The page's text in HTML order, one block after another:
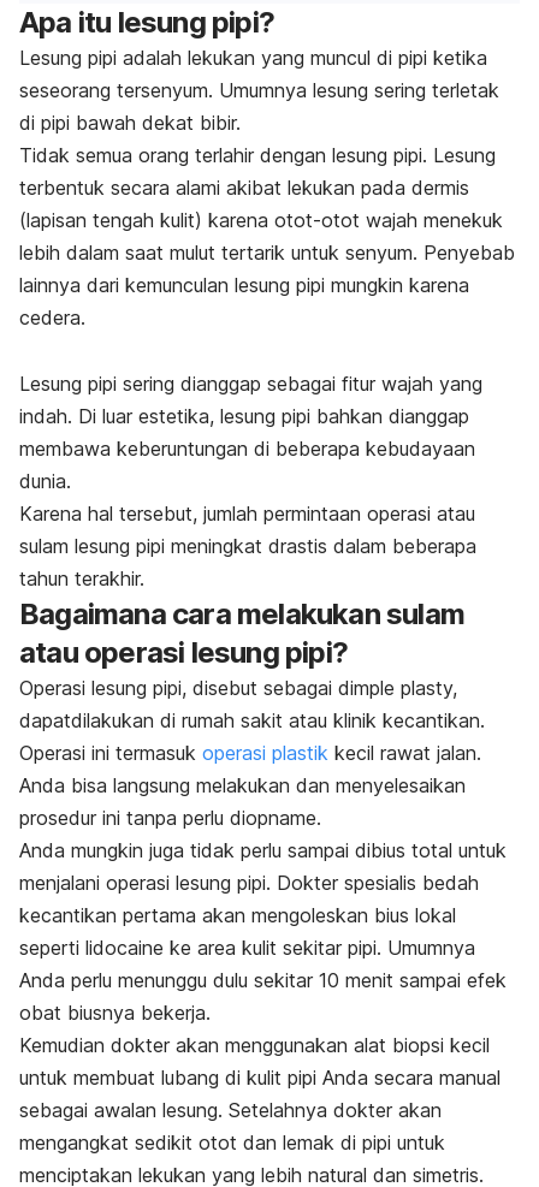
Apa itu lesung pipi?
Lesung pipi adalah lekukan yang muncul di pipi ketika
seseorang tersenyum. Umumnya lesung sering terletak
di pipi bawah dekat bibir.
Tidak semua orang terlahir dengan lesung pipi. Lesung
terbentuk secara alami akibat lekukan pada dermis
(lapisan tengah kulit) karena otot-otot wajah menekuk
lebih dalam saat mulut tertarik untuk senyum. Penyebab
lainnya dari kemunculan lesung pipi mungkin karena
cedera.
Lesung pipi sering dianggap sebagai fitur wajah yang
indah. Di luar estetika, lesung pipi bahkan dianggap
membawa keberuntungan di beberapa kebudayaan
dunia.
Karena hal tersebut, jumlah permintaan operasi atau
sulam lesung pipi meningkat drastis dalam beberapa
tahun terakhir.
Bagaimana cara melakukan sulam
atau operasi lesung pipi?
Operasi lesung pipi, disebut sebagai dimple plasty,
dapatdilakukan di rumah sakit atau klinik kecantikan.
Operasi ini termasuk operasi plastik kecil rawat jalan.
Anda bisa langsung melakukan dan menyelesaikan
prosedur ini tanpa perlu diopname.
Anda mungkin juga tidak perlu sampai dibius total untuk
menjalani operasi lesung pipi. Dokter spesialis bedah
kecantikan pertama akan mengoleskan bius lokal
seperti lidocaine ke area kulit sekitar pipi. Umumnya
Anda perlu menunggu dulu sekitar 10 menit sampai efek
obat biusnya bekerja.
Kemudian dokter akan menggunakan alat biopsi kecil
untuk membuat lubang di kulit pipi Anda secara manual
sebagai awalan lesung. Setelahnya dokter akan
mengangkat sedikit otot dan lemak di pipi untuk
menciptakan lekukan yang lebih natural dan simetris.